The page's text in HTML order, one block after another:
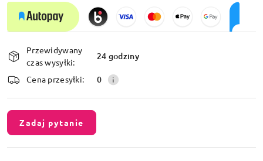
Dostępność
i
dostawa
Przewidywany
czas wysyłki:
24 godziny
Cena przesyłki: 0
Zadaj pytanie